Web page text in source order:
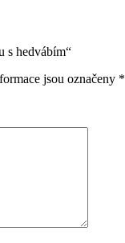
s hedvábím“
jsou označeny *